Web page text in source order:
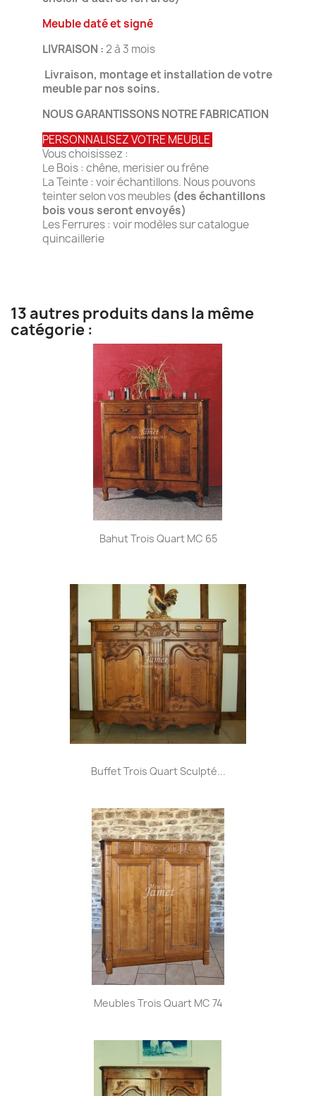
Meuble daté et signé
LIVRAISON :2 à 3 mois
Livraison, montage et installation de votre
meuble par nos soins.
NOUS GARANTISSONS NOTRE FABRICATION
PERSONNALISEZ VOTRE MEUBLE
Vous choisissez :
Le Bois : chêne, merisier ou frêne
La Teinte : voir échantillons. Nous pouvons
teinter selon vos meubles (des échantillons
bois vous seront envoyés)
Les Ferrures : voir modèles sur catalogue
quincaillerie
13 autres produits dans la même
catégorie :
Bahut Trois Quart MC 65
Buffet Trois Quart Sculpté...
Meubles Trois Quart MC 74